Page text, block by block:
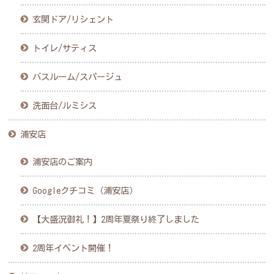
玄関ドア/リシェント
トイレ/サティス
バスルーム/スパージュ
洗面台/ルミシス
浦安店
浦安店のご案内
Googleクチコミ（浦安店）
【大盛況御礼！】2周年夏祭り終了しました
2周年イベント開催！